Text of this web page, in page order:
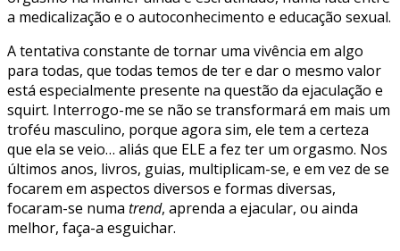
a medicalização e o autoconhecimento e educação sexual.
A tentativa constante de tornar uma vivência em algo
para todas, que todas temos de ter e dar o mesmo valor
está especialmente presente na questão da ejaculação e
squirt. Interrogo-me se não se transformará em mais um
troféu masculino, porque agora sim, ele tem a certeza
que ela se veio… aliás que ELE a fez ter um orgasmo. Nos
últimos anos, livros, guias, multiplicam-se, e em vez de se
focarem em aspectos diversos e formas diversas,
focaram-se numa trend, aprenda a ejacular, ou ainda
melhor, faça-a esguichar.